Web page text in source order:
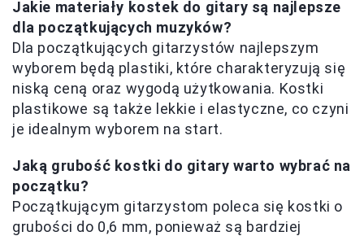
Jakie materiały kostek do gitary są najlepsze
dla początkujących muzyków?
Dla początkujących gitarzystów najlepszym
wyborem będą plastiki, które charakteryzują się
niską ceną oraz wygodą użytkowania. Kostki
plastikowe są także lekkie i elastyczne, co czyni
je idealnym wyborem na start.
Jaką grubość kostki do gitary warto wybrać na
początku?
Początkującym gitarzystom poleca się kostki o
grubości do 0,6 mm, ponieważ są bardziej